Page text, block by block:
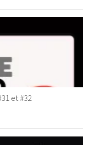
et #32